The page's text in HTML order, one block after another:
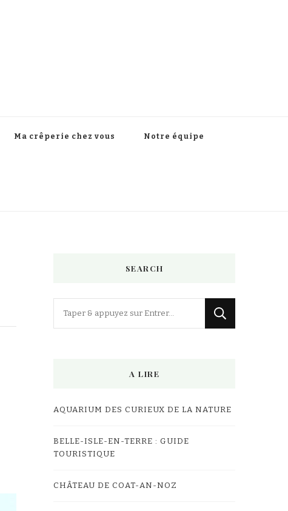
Ma crêperie chez vous Notre équipe
SEARCH
A LIRE
AQUARIUM DES CURIEUX DE LA NATURE
BELLE-ISLE-EN-TERRE : GUIDE
TOURISTIQUE
CHÂTEAU DE COAT-AN-NOZ